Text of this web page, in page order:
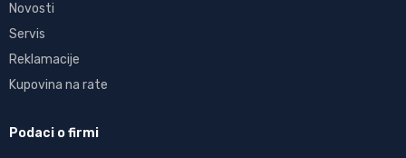
Novosti
Servis
Reklamacije
Kupovina na rate
Podaci o firmi